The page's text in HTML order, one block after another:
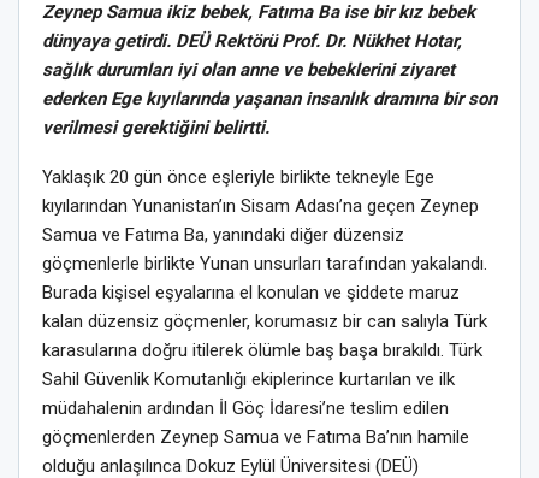
Zeynep Samua ikiz bebek, Fatıma Ba ise bir kız bebek
dünyaya getirdi. DEÜ Rektörü Prof. Dr. Nükhet Hotar,
sağlık durumları iyi olan anne ve bebeklerini ziyaret
ederken Ege kıyılarında yaşanan insanlık dramına bir son
verilmesi gerektiğini belirtti.
Yaklaşık 20 gün önce eşleriyle birlikte tekneyle Ege
kıyılarından Yunanistan’ın Sisam Adası’na geçen Zeynep
Samua ve Fatıma Ba, yanındaki diğer düzensiz
göçmenlerle birlikte Yunan unsurları tarafından yakalandı.
Burada kişisel eşyalarına el konulan ve şiddete maruz
kalan düzensiz göçmenler, korumasız bir can salıyla Türk
karasularına doğru itilerek ölümle baş başa bırakıldı. Türk
Sahil Güvenlik Komutanlığı ekiplerince kurtarılan ve ilk
müdahalenin ardından İl Göç İdaresi’ne teslim edilen
göçmenlerden Zeynep Samua ve Fatıma Ba’nın hamile
olduğu anlaşılınca Dokuz Eylül Üniversitesi (DEÜ)